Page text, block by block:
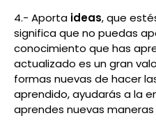
4.- Aporta ideas, que
significa que no puedas
conocimiento que has
actualizado es un gran
formas nuevas de hacer
aprendido, ayudarás a la
aprendes nuevas